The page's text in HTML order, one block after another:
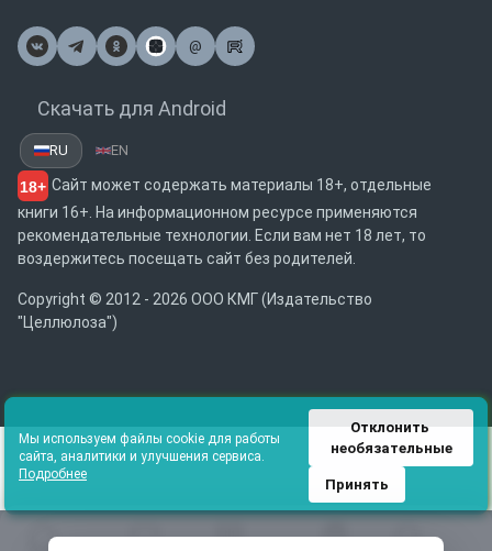
@
Почта
Скачать для Android
RU EN
18+ Сайт может содержать материалы 18+, отдельные
книги 16+. На информационном ресурсе применяются
рекомендательные технологии. Если вам нет 18 лет, то
воздержитесь посещать сайт без родителей.
Copyright © 2012 - 2026 ООО КМГ (Издательство
"Целлюлоза")
Мы используем файлы cookie для работы
сайта, аналитики и улучшения сервиса.
Подробнее
Отклонить
необязательные
Принять